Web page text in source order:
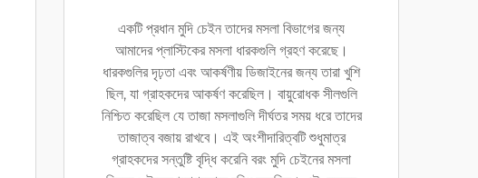
একটি প্রধান মুদি চেইন তাদের মসলা বিভাগের জন্য
আমাদের প্লাস্টিকের মসলা ধারকগুলি গ্রহণ করেছে।
ধারকগুলির দৃঢ়তা এবং আকর্ষণীয় ডিজাইনের জন্য তারা খুশি
ছিল, যা গ্রাহকদের আকর্ষণ করেছিল। বায়ুরোধক সীলগুলি
নিশ্চিত করেছিল যে তাজা মসলাগুলি দীর্ঘতর সময় ধরে তাদের
তাজাত্ব বজায় রাখবে। এই অংশীদারিত্বটি শুধুমাত্র
গ্রাহকদের সন্তুষ্টি বৃদ্ধি করেনি বরং মুদি চেইনের মসলা